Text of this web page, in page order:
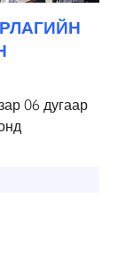
06 дугаар